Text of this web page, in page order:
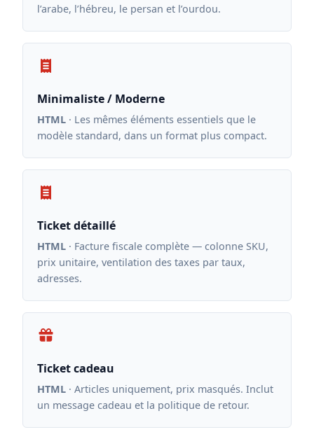
l’arabe, l’hébreu, le persan et l’ourdou.
Minimaliste / Moderne
HTML · Les mêmes éléments essentiels que le
modèle standard, dans un format plus compact.
Ticket détaillé
HTML · Facture fiscale complète — colonne SKU,
prix unitaire, ventilation des taxes par taux,
adresses.
Ticket cadeau
HTML · Articles uniquement, prix masqués. Inclut
un message cadeau et la politique de retour.